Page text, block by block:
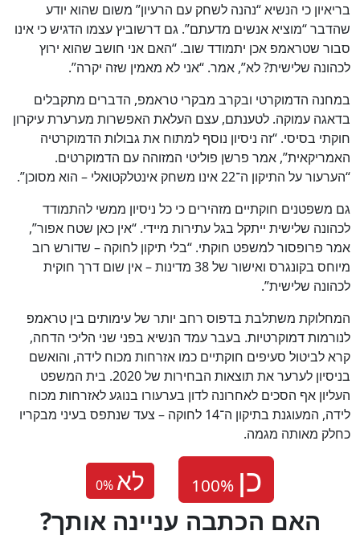
בריאיון כי הנשיא “נהנה לשחק עם הרעיון” משום שהוא יודע
שהדבר “מוציא אנשים מדעתם”. גם דרשוביץ עצמו הדגיש כי אינו
סבור שטראמפ אכן יתמודד שוב. “האם אני חושב שהוא ירוץ
לכהונה שלישית? לא”, אמר. “אני לא מאמין שזה יקרה”.
במחנה הדמוקרטי ובקרב מבקרי טראמפ, הדברים מתקבלים
בדאגה עמוקה. לטענתם, עצם העלאת האפשרות מערערת עיקרון
חוקתי בסיסי. “זה ניסיון נוסף למתוח את גבולות הדמוקרטיה
האמריקאית”, אמר פרשן פוליטי המזוהה עם הדמוקרטים.
“הערעור על התיקון ה־22 אינו משחק אינטלקטואלי – הוא מסוכן”.
גם משפטנים חוקתיים מזהירים כי כל ניסיון ממשי להתמודד
לכהונה שלישית ייתקל בגל עתירות מיידי. “אין כאן שטח אפור”,
אמר פרופסור למשפט חוקתי. “בלי תיקון לחוקה – שדורש רוב
מיוחס בקונגרס ואישור של 38 מדינות – אין שום דרך חוקית
לכהונה שלישית”.
המחלוקת משתלבת בדפוס רחב יותר של עימותים בין טראמפ
לנורמות דמוקרטיות. בעבר עמד הנשיא בפני שני הליכי הדחה,
קרא לביטול סעיפים חוקתיים כמו אזרחות מכוח לידה, והואשם
בניסיון לערער את תוצאות הבחירות של 2020. בית המשפט
העליון אף הסכים לאחרונה לדון בערעורו בנוגע לאזרחות מכוח
לידה, המעוגנת בתיקון ה־14 לחוקה – צעד שנתפס בעיני מבקריו
כחלק מאותה מגמה.
0% לא
?האם הכתבה עניינה אותך